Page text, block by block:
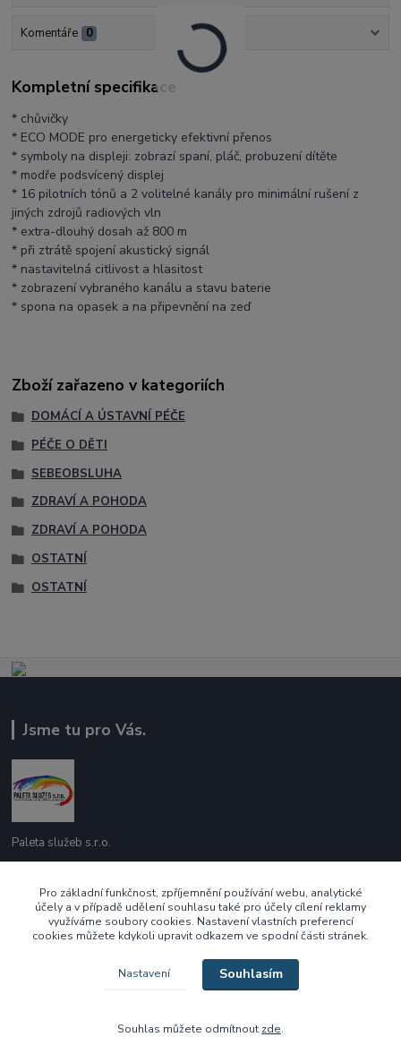
Komentáře 0
Kompletní specifikace
* chůvičky
* ECO MODE pro energeticky efektivní přenos
* symboly na displeji: zobrazí spaní, pláč, probuzení dítěte
* modře podsvícený displej
* 16 pilotních tónů a 2 volitelné kanály pro minimální rušení z
jiných zdrojů radiových vln
* extra-dlouhý dosah až 800 m
* při ztrátě spojení akustický signál
* nastavitelná citlivost a hlasitost
* zobrazení vybraného kanálu a stavu baterie
* spona na opasek a na připevnění na zeď
Zboží zařazeno v kategoriích
DOMÁCÍ A ÚSTAVNÍ PÉČE
PÉČE O DĚTI
SEBEOBSLUHA
ZDRAVÍ A POHODA
ZDRAVÍ A POHODA
OSTATNÍ
OSTATNÍ
Jsme tu pro Vás.
Paleta služeb s.r.o.
737 209 718
Po - Pá 10:00 - 16:00
ecek@paletasluzeb.cz
Pro základní funkčnost, zpříjemnění používání webu, analytické
účely a v případě udělení souhlasu také pro účely cílení reklamy
využíváme soubory cookies. Nastavení vlastních preferencí
cookies můžete kdykoli upravit odkazem ve spodní části stránek.
Nastavení Souhlasím
Souhlas můžete odmítnout zde.